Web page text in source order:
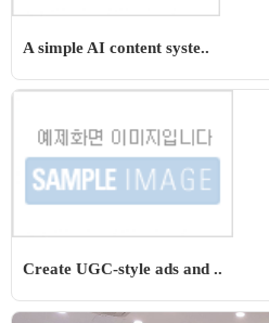
A simple AI content syste..
Create UGC-style ads and ..